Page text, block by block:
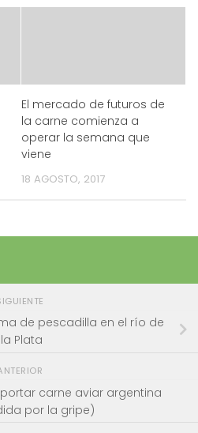
El mercado de futuros de
la carne comienza a
operar la semana que
viene
18 AGOSTO, 2017
de pescadilla en el río de
la Plata
carne aviar argentina
por la gripe)